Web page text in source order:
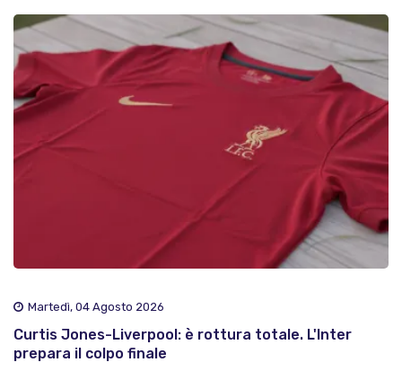
Martedì, 04 Agosto 2026
Curtis Jones-Liverpool: è rottura totale. L'Inter
prepara il colpo finale